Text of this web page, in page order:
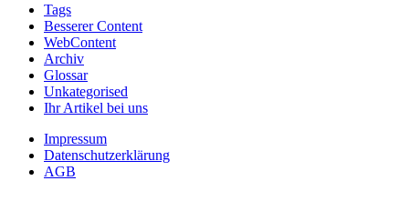
Tags
Besserer Content
WebContent
Archiv
Glossar
Unkategorised
Ihr Artikel bei uns
Impressum
Datenschutzerklärung
AGB